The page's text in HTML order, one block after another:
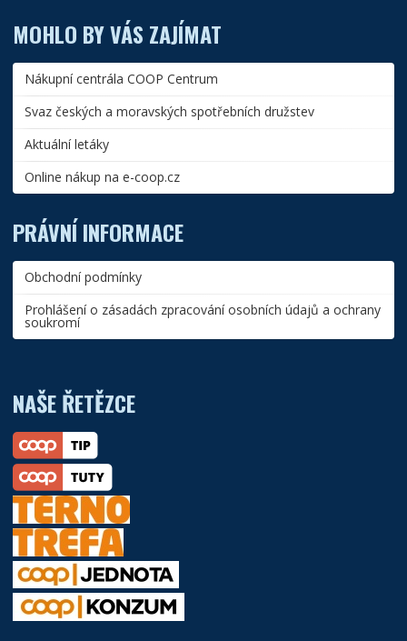
MOHLO BY VÁS ZAJÍMAT
Nákupní centrála COOP Centrum
Svaz českých a moravských spotřebních družstev
Aktuální letáky
Online nákup na e-coop.cz
PRÁVNÍ INFORMACE
Obchodní podmínky
Prohlášení o zásadách zpracování osobních údajů a ochrany
soukromí
NAŠE ŘETĚZCE